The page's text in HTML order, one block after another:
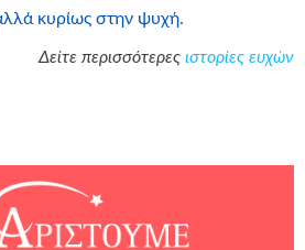
κυρίως στην ψυχή.
Δείτε περισσότερες ιστορίες ευχών